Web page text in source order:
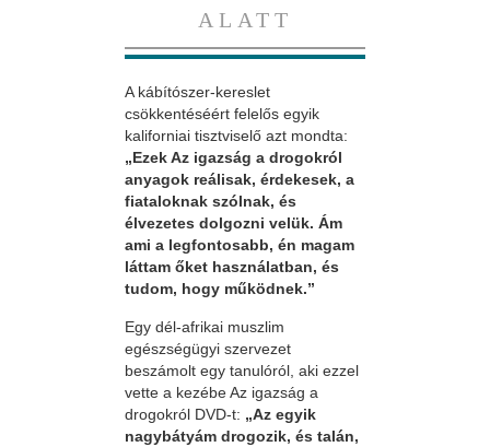
ALATT
A kábítószer-kereslet
csökkentéséért felelős egyik
kaliforniai tisztviselő azt mondta:
„Ezek Az igazság a drogokról
anyagok reálisak, érdekesek, a
fiataloknak szólnak, és
élvezetes dolgozni velük. Ám
ami a legfontosabb, én magam
láttam őket használatban, és
tudom, hogy működnek.”
Egy dél-afrikai muszlim
egészségügyi szervezet
beszámolt egy tanulóról, aki ezzel
vette a kezébe Az igazság a
drogokról DVD-t: „Az egyik
nagybátyám drogozik, és talán,